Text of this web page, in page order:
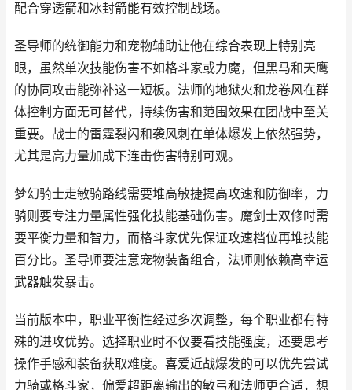
配合穿透箭和冰封箭能有效控制战场。
圣导师的统御能力和宠物辅助让他在综合表现上特别亮
眼，虽然单次技能伤害不如格斗家或力魔，但黑马和天鹰
的协同攻击能弥补这一短板。法师的地狱火和龙卷风在群
体控制方面无可替代，持续伤害和范围效果在团战中至关
重要。战士的雷霆裂闪和袭风刺在单体爆发上依然强势，
尤其是高力量加成下连击伤害特别可观。
梦幻骑士走敏骑路线需要堆高敏捷提高攻速和防御率，力
骑则要专注力量属性强化技能基础伤害。魔剑士双修时需
要平衡力量和智力，而格斗家优先保证攻速档位再堆技能
百分比。圣导师要注意宠物装备组合，法师则依赖高幸运
武器触发暴击。
当前版本中，职业平衡性经过多次调整，每个职业都有特
殊的进攻优势。选择职业时不仅要看技能强度，还要思考
操作手感和装备获取难度。喜爱近战爆发的可以优先尝试
力骑或格斗家，偏爱超距离输出的敏弓和法师更合适，想